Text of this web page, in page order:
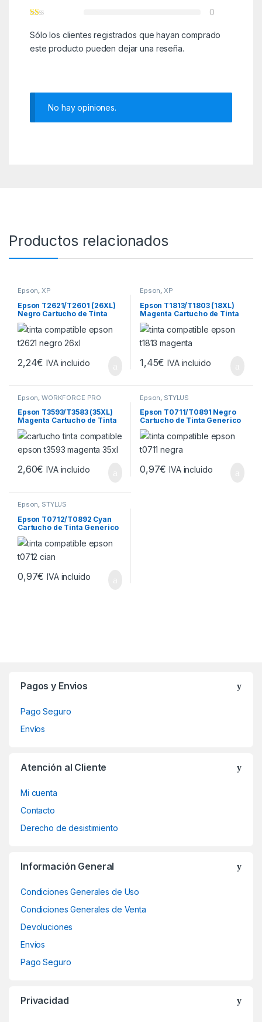
0
Sólo los clientes registrados que hayan comprado
este producto pueden dejar una reseña.
No hay opiniones.
Productos relacionados
Epson,XP
Epson T2621/T2601 (26XL)
Negro Cartucho de Tinta
Generico – Reemplaza
C13T26214012/C13T2601401
2
2,24€ IVA incluido
Epson,XP
Epson T1813/T1803 (18XL)
Magenta Cartucho de Tinta
Generico – Reemplaza
C13T18134012/C13T1803401
2
1,45€ IVA incluido
Epson,WORKFORCE PRO
Epson T3593/T3583 (35XL)
Magenta Cartucho de Tinta
Generico – Reemplaza
C13T35934010/C13T3583401
2,60€ IVA incluido
Epson, STYLUS
Epson T0711/T0891 Negro
Cartucho de Tinta Generico
– Reemplaza
C13T07114012/C13T0891401
1
0,97€ IVA incluido
Epson, STYLUS
Epson T0712/T0892 Cyan
Cartucho de Tinta Generico
– Reemplaza
C13T07124012/C13T089240
11
0,97€ IVA incluido
Pagos y Envios
Pago Seguro
Envíos
Atención al Cliente
Mi cuenta
Contacto
Derecho de desistimiento
Información General
Condiciones Generales de Uso
Condiciones Generales de Venta
Devoluciones
Envíos
Pago Seguro
Privacidad